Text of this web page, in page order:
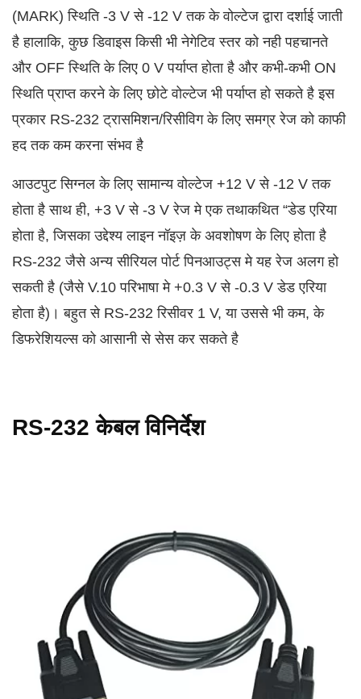
(MARK) स्थिति -3 V से -12 V तक के वोल्टेज द्वारा दर्शाई जाती
है हालाकि, कुछ डिवाइस किसी भी नेगेटिव स्तर को नही पहचानते
और OFF स्थिति के लिए 0 V पर्याप्त होता है और कभी-कभी ON
स्थिति प्राप्त करने के लिए छोटे वोल्टेज भी पर्याप्त हो सकते है इस
प्रकार RS-232 ट्रासमिशन/रिसीविग के लिए समग्र रेज को काफी
हद तक कम करना संभव है
आउटपुट सिग्नल के लिए सामान्य वोल्टेज +12 V से -12 V तक
होता है साथ ही, +3 V से -3 V रेज मे एक तथाकथित “डेड एरिया
होता है, जिसका उद्देश्य लाइन नॉइज़ के अवशोषण के लिए होता है
RS-232 जैसे अन्य सीरियल पोर्ट पिनआउट्स मे यह रेज अलग हो
सकती है (जैसे V.10 परिभाषा मे +0.3 V से -0.3 V डेड एरिया
होता है)। बहुत से RS-232 रिसीवर 1 V, या उससे भी कम, के
डिफरेशियल्स को आसानी से सेस कर सकते है
RS-232 केबल विनिर्देश